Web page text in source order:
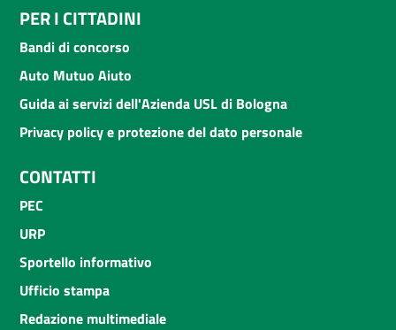
PER I CITTADINI
Bandi di concorso
Auto Mutuo Aiuto
Guida ai servizi dell'Azienda USL di Bologna
Privacy policy e protezione del dato personale
CONTATTI
PEC
URP
Sportello informativo
Ufficio stampa
Redazione multimediale